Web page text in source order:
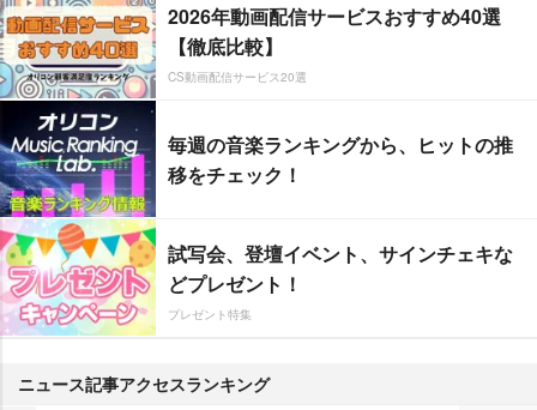
2026年動画配信サービスおすすめ40選
【徹底比較】
CS動画配信サービス20選
毎週の音楽ランキングから、ヒットの推
移をチェック！
試写会、登壇イベント、サインチェキな
どプレゼント！
プレゼント特集
ニュース記事アクセスランキング